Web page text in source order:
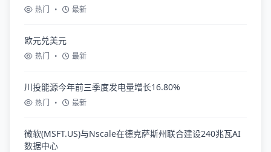
热门 • 最新
欧元兑美元
热门 • 最新
川投能源今年前三季度发电量增长16.80%
热门 • 最新
微软(MSFT.US)与Nscale在德克萨斯州联合建设240兆瓦AI
数据中心